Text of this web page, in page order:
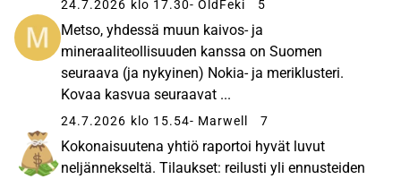
24.7.2026 klo 17.30- OldFeki 5
Metso, yhdessä muun kaivos- ja
mineraaliteollisuuden kanssa on Suomen
seuraava (ja nykyinen) Nokia- ja meriklusteri.
Kovaa kasvua seuraavat ...
24.7.2026 klo 15.54- Marwell 7
Kokonaisuutena yhtiö raportoi hyvät luvut
neljännekseltä. Tilaukset: reilusti yli ennusteiden